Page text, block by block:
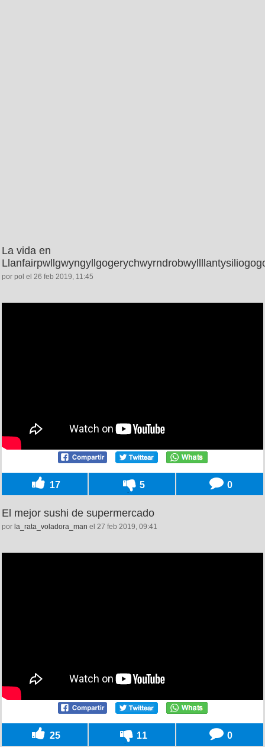
La vida en
por pol el 26 feb 2019, 11:45
17 5 0
El mejor sushi de supermercado
por la_rata_voladora_man el 27 feb 2019, 09:41
25 11 0